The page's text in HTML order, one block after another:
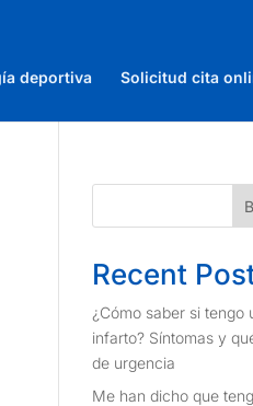
deportiva Solicitud cita
Recent
¿Cómo saber si tengo
infarto? Síntomas y
de urgencia
Me han dicho que